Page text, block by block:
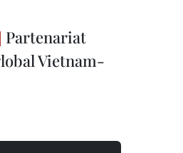
Partenariat
Vietnam-